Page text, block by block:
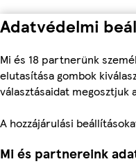
Adatvédelmi
Mi és 18 partnerünk
elutasítása gombok
választásaidat megosztjuk
A hozzájárulási
Mi és partnereink